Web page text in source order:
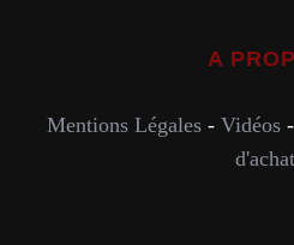
A
Mentions Légales- Vidéos-